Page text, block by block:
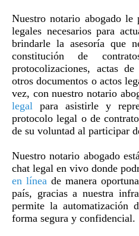
Nuestro notario abogado le
legales necesarios para
brindarle la asesoría que
constitución de
protocolizaciones, actas
otros documentos o actos
vez, con nuestro notario
legal para asistirle y
protocolo legal o de
de su voluntad al participar
Nuestro notario abogado
chat legal en vivo donde
en línea de manera
país, gracias a nuestra
permite la automatización
forma segura y confidencial.